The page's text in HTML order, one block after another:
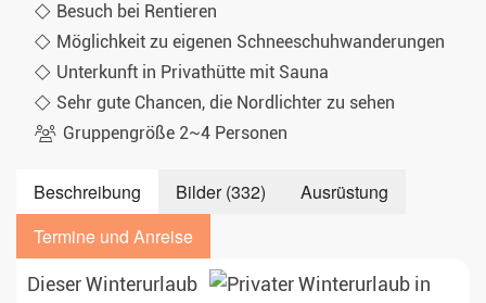
Besuch bei Rentieren
Möglichkeit zu eigenen Schneeschuhwanderungen
Unterkunft in Privathütte mit Sauna
Sehr gute Chancen, die Nordlichter zu sehen
Gruppengröße 2~4 Personen
Beschreibung Bilder (332)
Ausrüstung
Termine und Anreise
Dieser Winterurlaub